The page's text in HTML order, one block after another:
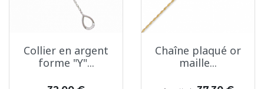
Collier en argent
forme "Y"...
Chaîne plaqué or
maille...